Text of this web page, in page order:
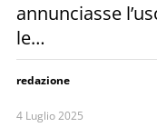
annunciasse
le…
redazione
4 Luglio 2025